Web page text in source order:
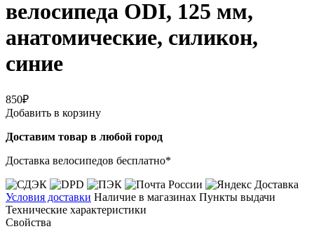
велосипеда ODI, 125 мм,
анатомические, силикон,
синие
850₽
Добавить в корзину
Доставим товар в любой город
Доставка велосипедов бесплатно*
Условия доставки Наличие в магазинах Пункты выдачи
Технические характеристики
Свойства